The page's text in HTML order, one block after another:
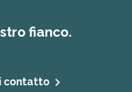
fianco.
contatto